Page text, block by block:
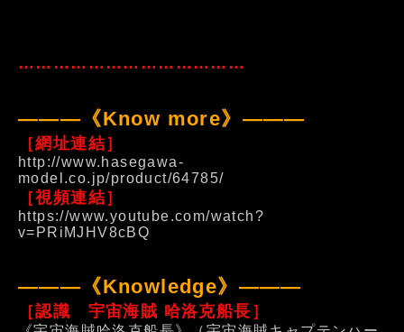
…………………………………
———《Know more》———
［網址連結］
http://www.hasegawa-
model.co.jp/product/64785/
［視頻連結］
https://www.youtube.com/watch?
v=PRiMJHV8cBQ
———《Knowledge》———
［認識 宇宙海賊 哈洛克船長］